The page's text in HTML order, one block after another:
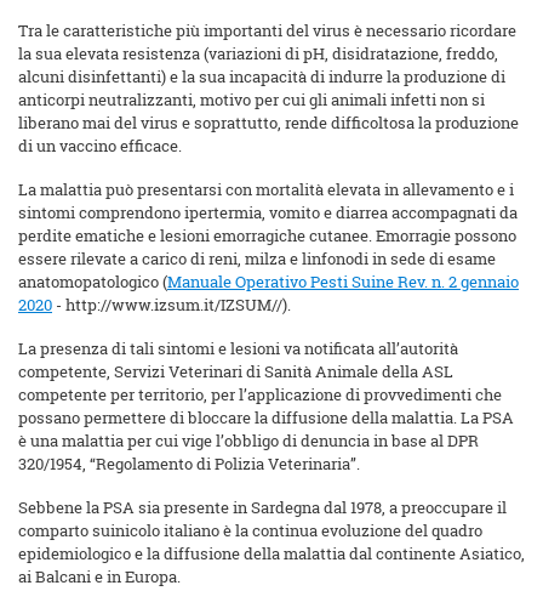
Tra le caratteristiche più importanti del virus è necessario ricordare
la sua elevata resistenza (variazioni di pH, disidratazione, freddo,
alcuni disinfettanti) e la sua incapacità di indurre la produzione di
anticorpi neutralizzanti, motivo per cui gli animali infetti non si
liberano mai del virus e soprattutto, rende difficoltosa la produzione
di un vaccino efficace.
La malattia può presentarsi con mortalità elevata in allevamento e i
sintomi comprendono ipertermia, vomito e diarrea accompagnati da
perdite ematiche e lesioni emorragiche cutanee. Emorragie possono
essere rilevate a carico di reni, milza e linfonodi in sede di esame
anatomopatologico (Manuale Operativo Pesti Suine Rev. n. 2 gennaio
2020 - http://www.izsum.it/IZSUM//).
La presenza di tali sintomi e lesioni va notificata all’autorità
competente, Servizi Veterinari di Sanità Animale della ASL
competente per territorio, per l’applicazione di provvedimenti che
possano permettere di bloccare la diffusione della malattia. La PSA
è una malattia per cui vige l’obbligo di denuncia in base al DPR
320/1954, “Regolamento di Polizia Veterinaria”.
Sebbene la PSA sia presente in Sardegna dal 1978, a preoccupare il
comparto suinicolo italiano è la continua evoluzione del quadro
epidemiologico e la diffusione della malattia dal continente Asiatico,
ai Balcani e in Europa.